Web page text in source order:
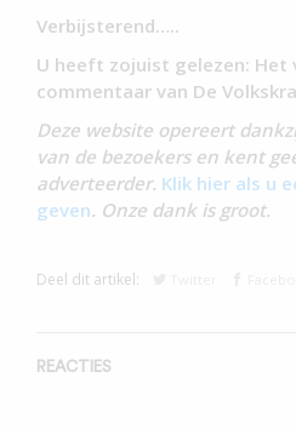
Verbijsterend…..
U heeft zojuist gelezen: Het
commentaar van De
Deze website opereert
van de bezoekers en kent
adverteerder. Klik hier als u
geven. Onze dank is groot.
Deel dit artikel:
REACTIES